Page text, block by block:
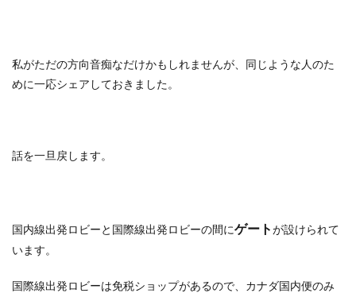
私がただの方向音痴なだけかもしれませんが、同じような人のた
めに一応シェアしておきました。
話を一旦戻します。
国内線出発ロビーと国際線出発ロビーの間にゲートが設けられて
います。
国際線出発ロビーは免税ショップがあるので、カナダ国内便のみ